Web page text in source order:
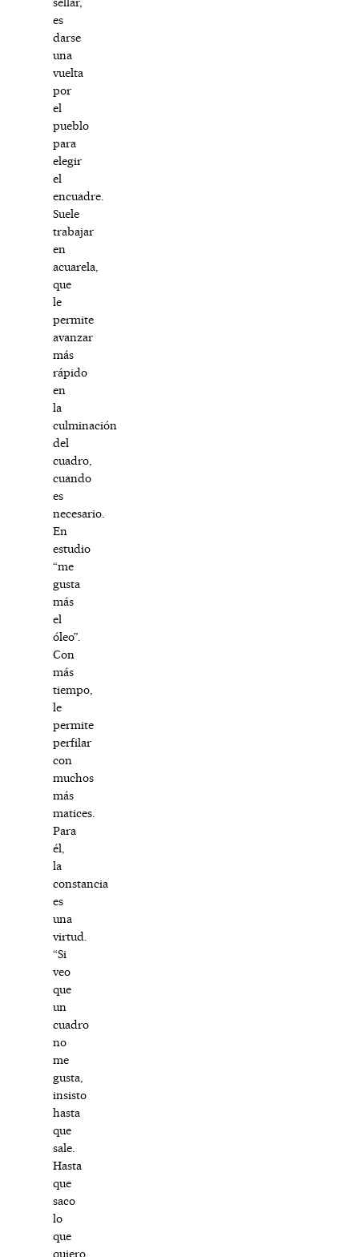
es
darse
una
vuelta
por
el
pueblo
para
elegir
el
encuadre.
Suele
trabajar
en
acuarela,
que
le
permite
avanzar
más
rápido
en
la
culminación
del
cuadro,
cuando
es
necesario.
En
estudio
“me
gusta
más
el
óleo”.
Con
más
tiempo,
le
permite
perfilar
con
muchos
más
matices.
Para
él,
la
constancia
es
una
virtud.
“Si
veo
que
un
cuadro
no
me
gusta,
insisto
hasta
que
sale.
Hasta
que
saco
lo
que
quiero,